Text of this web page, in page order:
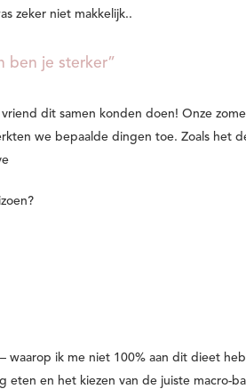
zeker niet makkelijk..
ben je sterker”
dit samen konden doen! Onze
we bepaalde dingen toe. Zoals het
waarop ik me niet 100% aan dit dieet
eten en het kiezen van de juiste macro-